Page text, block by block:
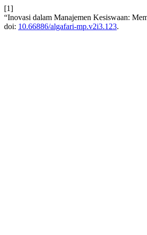
[1]
“Inovasi dalam Manajemen Kesiswaan:
doi: 10.66886/algafari-mp.v2i3.123.